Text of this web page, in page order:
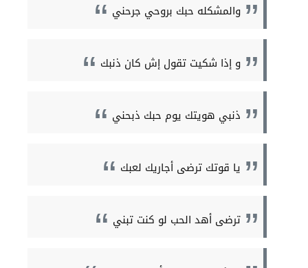
والمشكله حبك بروحي جرحني
و إذا شكيت تقول إش كان ذنبك
ذنبي هويتك يوم حبك ذبحني
يا قوتك ترضى أجاريك لعبك
ترضى أهد الحب لو كنت تبني